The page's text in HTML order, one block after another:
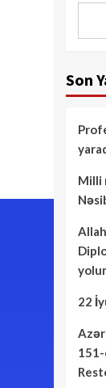
Son
Milli
22